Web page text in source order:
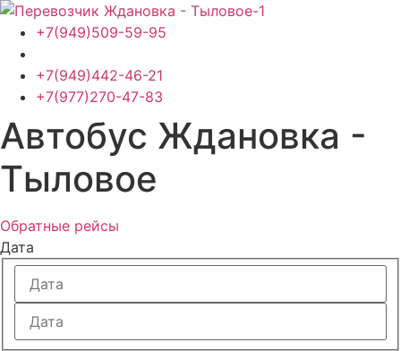
Перейти
содержимому
+7(949)509-59-95
+7(949)442-46-21
+7(977)270-47-83
Автобус Ждановка -
Тыловое
Обратные рейсы
Дата